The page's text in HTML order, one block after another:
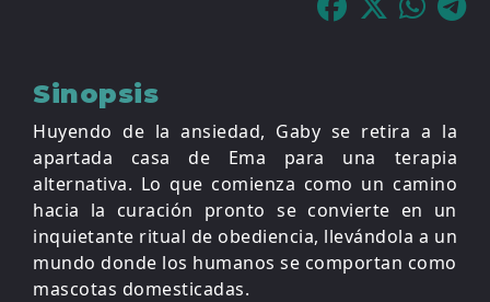
Sinopsis
Huyendo de la ansiedad, Gaby se retira a la
apartada casa de Ema para una terapia
alternativa. Lo que comienza como un camino
hacia la curación pronto se convierte en un
inquietante ritual de obediencia, llevándola a un
mundo donde los humanos se comportan como
mascotas domesticadas.